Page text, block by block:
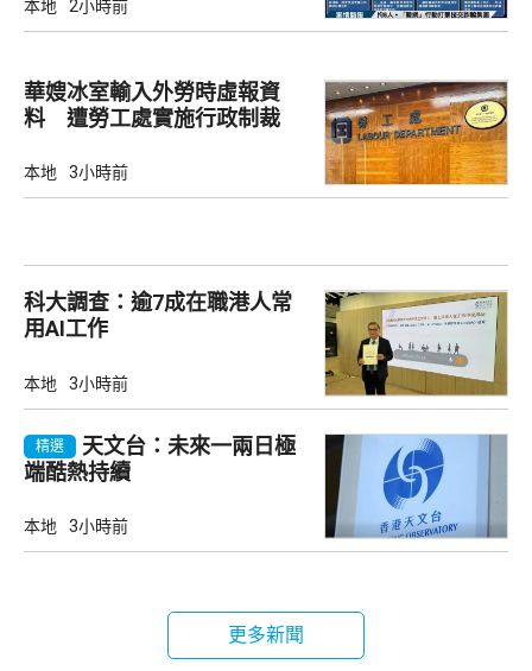
本地 2小時前
華嫂冰室輸入外勞時虛報資
料 遭勞工處實施行政制裁
本地 3小時前
科大調查：逾7成在職港人常
用AI工作
本地 3小時前
精選
天文台：未來一兩日極
端酷熱持續
本地 3小時前
更多新聞